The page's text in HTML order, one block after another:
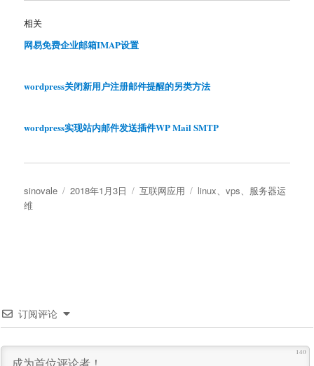
相关
网易免费企业邮箱IMAP设置
wordpress关闭新用户注册邮件提醒的另类方法
wordpress实现站内邮件发送插件WP Mail SMTP
作
者
sinovale
发
2018年1月3日
分
互联网应用
标
linux、vps、 服务器运
维
订阅评论
140